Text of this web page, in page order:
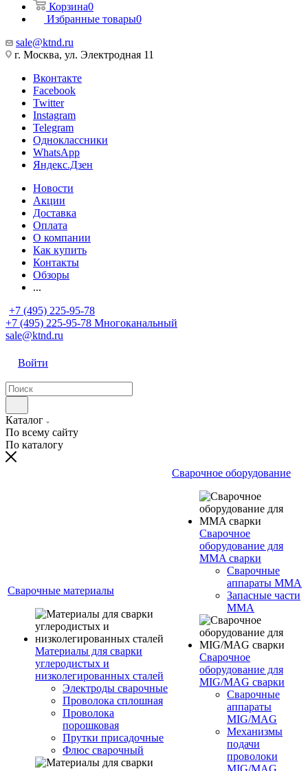
Корзина0
Избранные товары0
sale@ktnd.ru
г. Москва, ул. Электродная 11
Вконтакте
Facebook
Twitter
Instagram
Telegram
Одноклассники
WhatsApp
Яндекс.Дзен
Новости
Акции
Доставка
Оплата
О компании
Как купить
Контакты
Обзоры
...
+7 (495) 225-95-78
+7 (495) 225-95-78 Многоканальный
sale@ktnd.ru
Войти
Каталог
По всему сайту
По каталогу
Сварочные материалы
Материалы для сварки
углеродистых и
низколегированных сталей
Электроды сварочные
Проволока сплошная
Проволока
порошковая
Прутки присадочные
Флюс сварочный
Сварочное оборудование
Сварочное
оборудование для
MMA сварки
Сварочные
аппараты MMA
Запасные части
MMA
Сварочное
оборудование для
MIG/MAG сварки
Сварочные
аппараты
MIG/MAG
Механизмы
подачи
проволоки
MIG/MAG